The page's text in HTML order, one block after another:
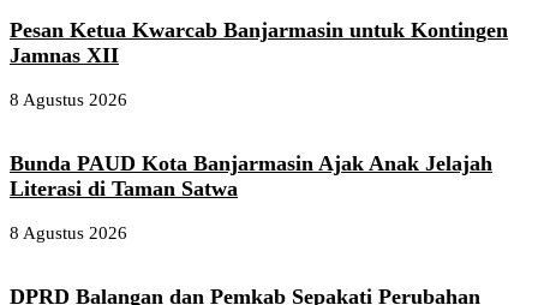
Pesan Ketua Kwarcab Banjarmasin untuk Kontingen
Jamnas XII
8 Agustus 2026
Bunda PAUD Kota Banjarmasin Ajak Anak Jelajah
Literasi di Taman Satwa
8 Agustus 2026
DPRD Balangan dan Pemkab Sepakati Perubahan